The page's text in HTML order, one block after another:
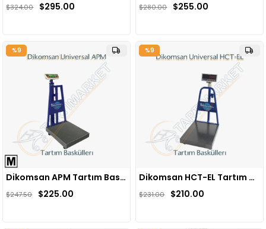
$295.00
$324.00
$255.00
$280.00
Dikomsan APM Tartım Baskülü
$225.00
$247.50
%9
Dikomsan HCT-EL Tartım Baskülü
$210.00
$231.00
%9